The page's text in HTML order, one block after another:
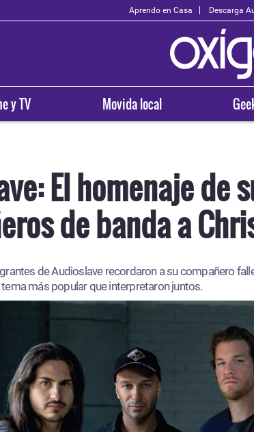
Aprendo en Casa Descarga
y TV Movida local
El homenaje de
de banda a
de Audioslave recordaron a su compañero
más popular que interpretaron juntos.